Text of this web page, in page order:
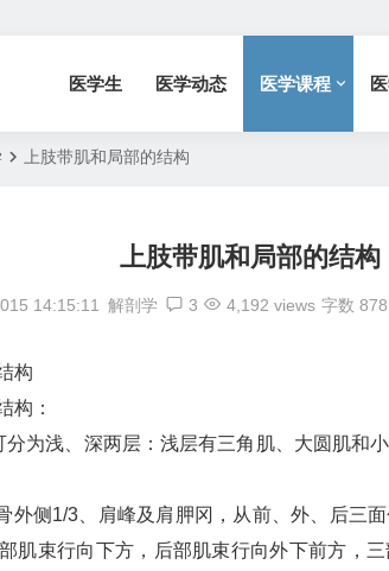
医学生 医学动态 医学课程
上肢带肌和局部的结构
上肢带肌和局部的结构
14:15:11 解剖学 3 4,192 views 字数 878
构
：
浅、深两层：浅层有三角肌、大圆肌和
侧1/3、肩峰及肩胛冈，从前、外、后三面
肌束行向下方，后部肌束行向外下前方，